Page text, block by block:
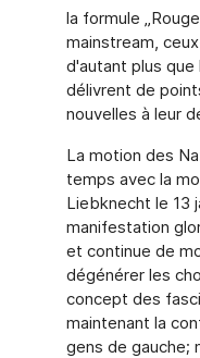
la formule
mainstream,
d'autant plus
délivrent de
nouvelles à leur
La motion des
temps avec la
Liebknecht le 13
manifestation
et continue de
dégénérer les
concept des
maintenant la
gens de gauche;